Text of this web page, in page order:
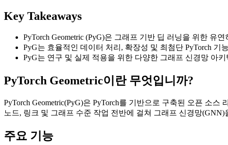
Key Takeaways
PyTorch Geometric (PyG)은 그래프 기반 딥 러닝을 위한 유
PyG는 효율적인 데이터 처리, 확장성 및 최첨단 PyTorch 기
PyG는 연구 및 실제 적용을 위한 다양한 그래프 신경망 아
PyTorch Geometric이란 무엇입니까?
PyTorch Geometric(PyG)은 PyTorch를 기반으로 구축된 오픈 소
노드, 링크 및 그래프 수준 작업 전반에 걸쳐 그래프 신경망
주요 기능